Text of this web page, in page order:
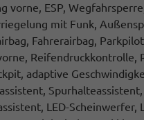
vorne, ESP, Wegfahrsperre,
mit Funk,
Fahrerairbag,
Reifendruckkontrolle,
adaptive
Spurhalteassistent,
LED-Scheinwerfer,